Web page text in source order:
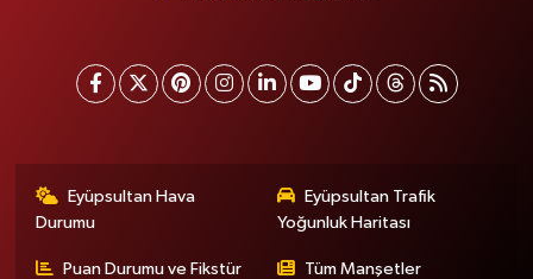
Eyüpsultan Hava
Durumu
Eyüpsultan Trafik
Yoğunluk Haritası
Puan Durumu ve Fikstür Tüm Manşetler